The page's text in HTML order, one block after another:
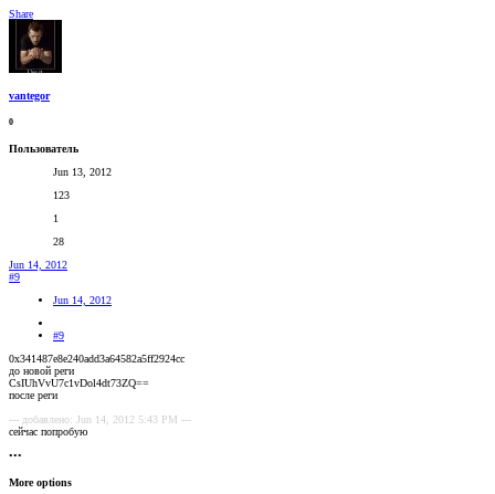
Share
vantegor
0
Пользователь
Jun 13, 2012
123
1
28
Jun 14, 2012
#9
Jun 14, 2012
#9
0x341487e8e240add3a64582a5ff2924cc
до новой реги
CsIUhVvU7c1vDol4dt73ZQ==
после реги
--- добавлено: Jun 14, 2012 5:43 PM ---
сейчас попробую
•••
More options